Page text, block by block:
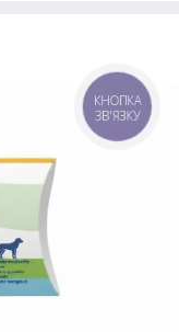
КНОПКА
ЗВ'ЯЗКУ